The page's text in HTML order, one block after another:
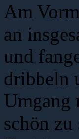
Am
an
und
dribbeln
Umgang
schön